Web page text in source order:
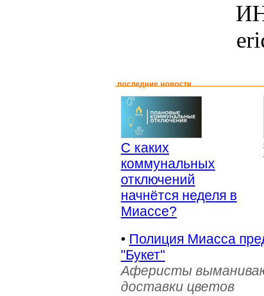
последние новости
С каких
коммунальных
отключений
начнётся неделя в
Миассе?
• Полиция Миасса
"Букет"
Аферисты
доставки цветов